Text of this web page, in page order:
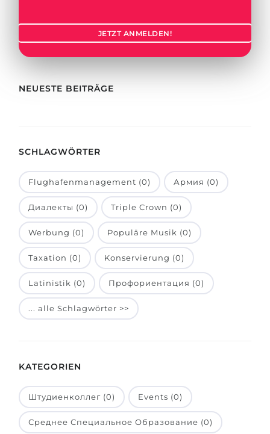
BERUFE
Beispiel-Stellenangebote
Holland-Test
Interessenkarte-Test
RIASEC-Test
Erfolgzu
100%
Unsere Studierenden werden
BERATUNG!
BEWERBEN FÜR FACHRICHTUNG …
Medizin
Physik
BEWERBEN AUS …
Russland
Ukraine
Kasachstan
Aserbaidschan
Armenien
Belarus
Anderes Land
JETZT ANMELDEN!
NEUESTE BEITRÄGE
SCHLAGWÖRTER
Flughafenmanagement (0) Армия (0)
Диалекты (0) Triple Crown (0)
Werbung (0) Populäre Musik (0)
Taxation (0) Konservierung (0)
Latinistik (0) Профориентация (0)
... alle Schlagwörter >>
KATEGORIEN
Штудиенколлег (0) Events (0)
Среднее Специальное Образование (0)